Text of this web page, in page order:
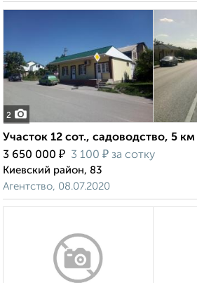
2
Участок 12 сот., садоводство, 5
3 650 000 ₽ 3 100 ₽ за сотку
Киевский район, 83
Агентство, 08.07.2020